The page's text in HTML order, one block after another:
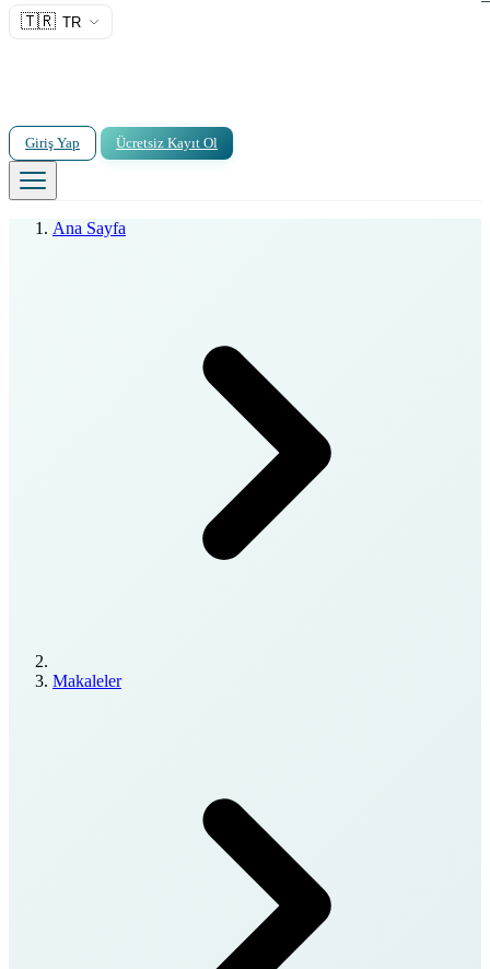
🇹🇷 TR
Giriş Yap Ücretsiz Kayıt Ol
Ana Sayfa
Makaleler